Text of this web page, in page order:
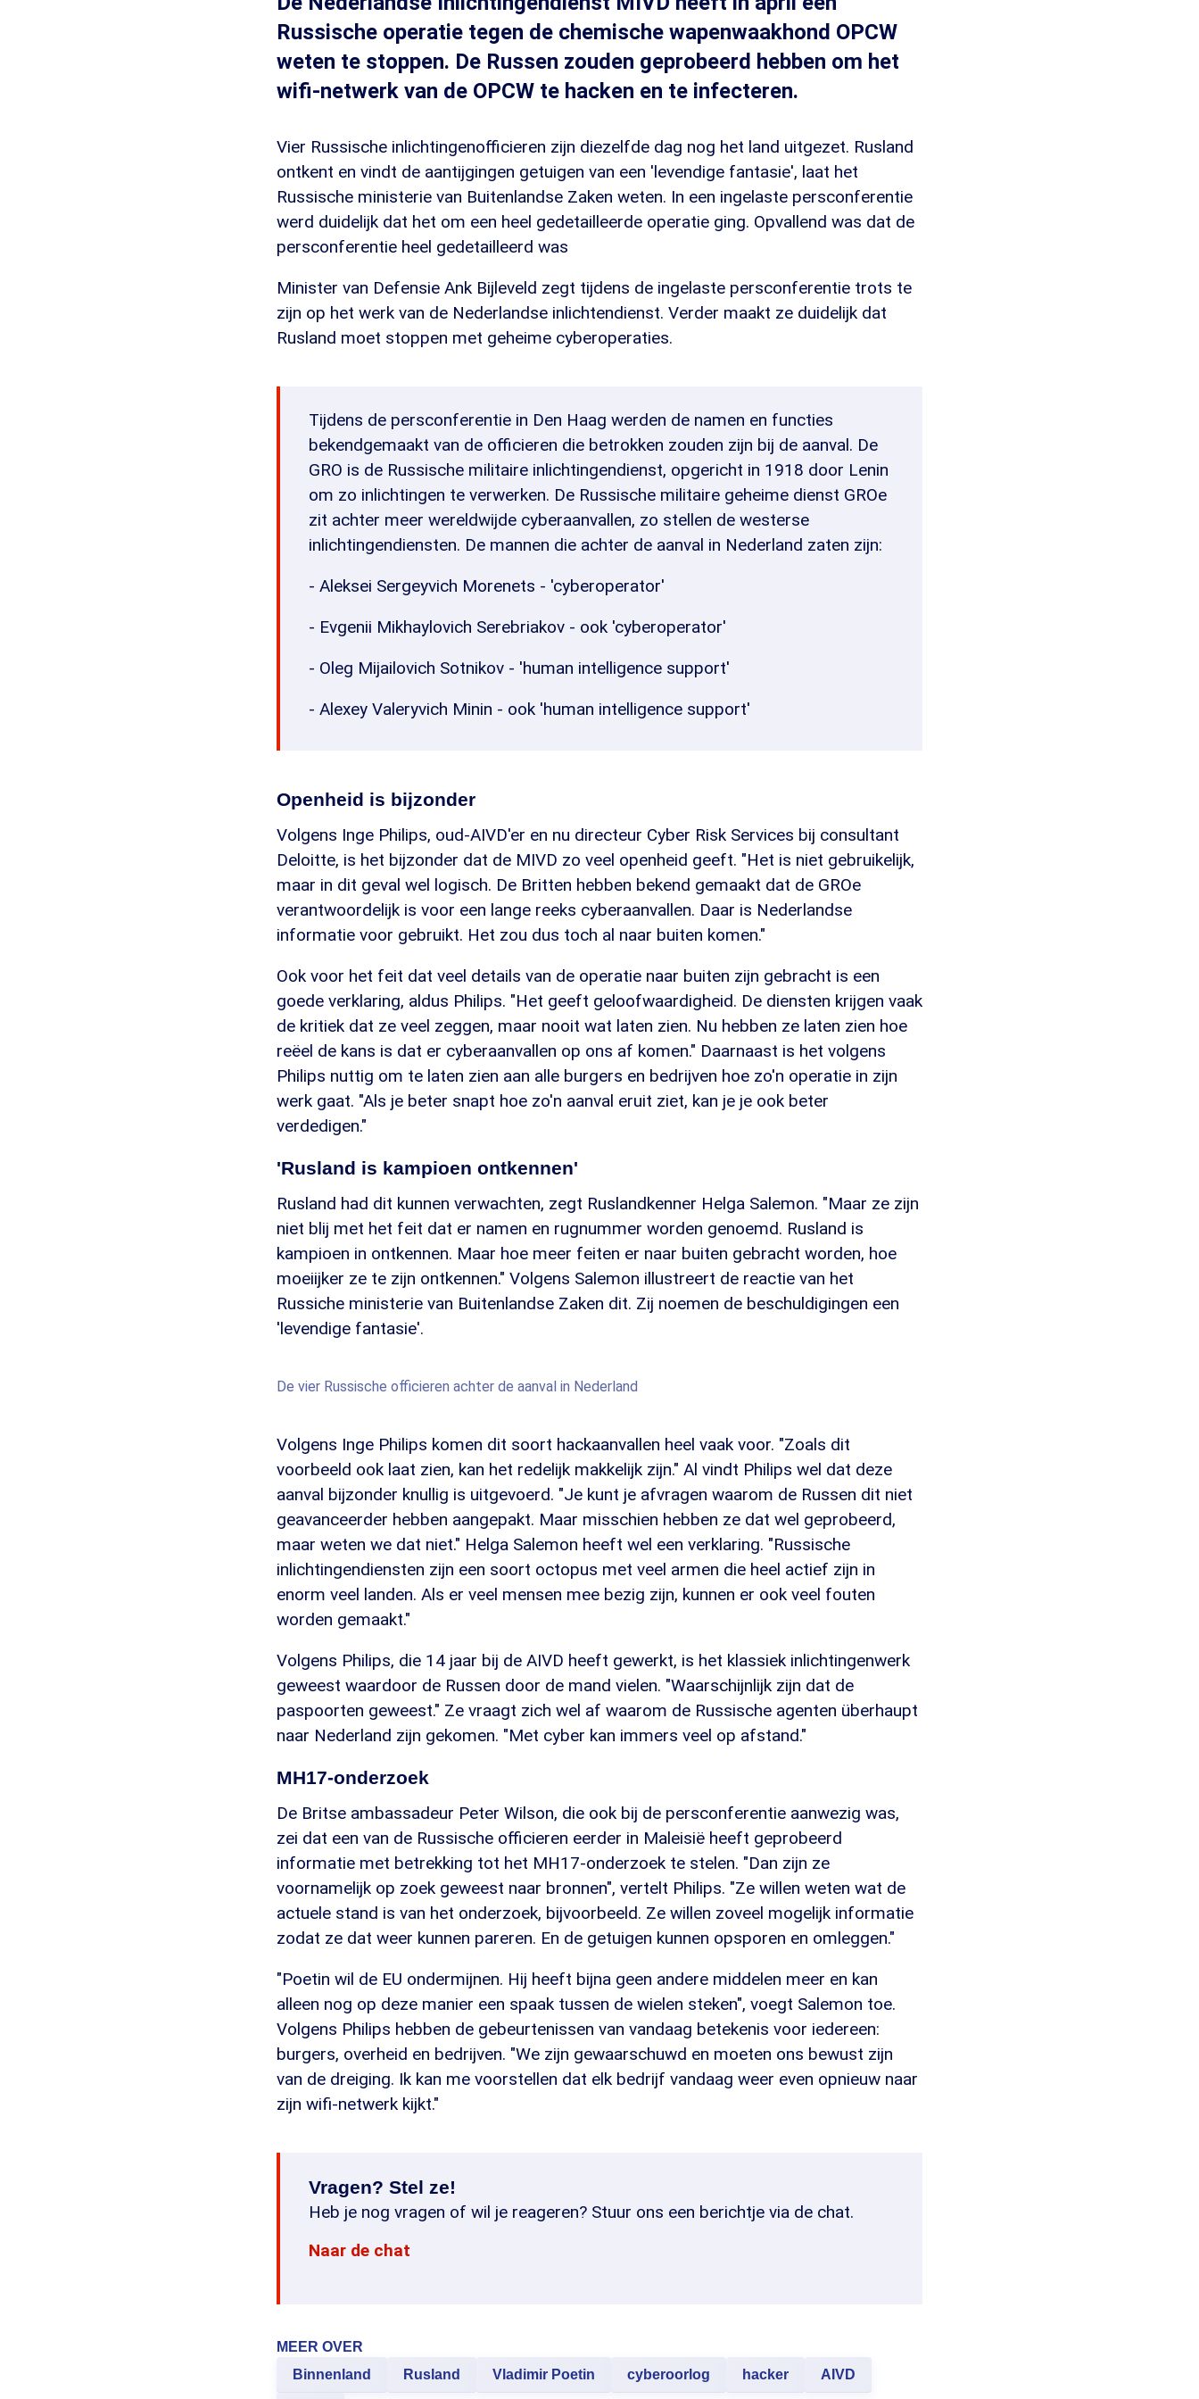
Russische operatie tegen de chemische wapenwaakhond OPCW
weten te stoppen. De Russen zouden geprobeerd hebben om het
wifi-netwerk van de OPCW te hacken en te infecteren.
Vier Russische inlichtingenofficieren zijn diezelfde dag nog het land uitgezet. Rusland
ontkent en vindt de aantijgingen getuigen van een 'levendige fantasie', laat het
Russische ministerie van Buitenlandse Zaken weten. In een ingelaste persconferentie
werd duidelijk dat het om een heel gedetailleerde operatie ging. Opvallend was dat de
persconferentie heel gedetailleerd was
Minister van Defensie Ank Bijleveld zegt tijdens de ingelaste persconferentie trots te
zijn op het werk van de Nederlandse inlichtendienst. Verder maakt ze duidelijk dat
Rusland moet stoppen met geheime cyberoperaties.
Tijdens de persconferentie in Den Haag werden de namen en functies
bekendgemaakt van de officieren die betrokken zouden zijn bij de aanval. De
GRO is de Russische militaire inlichtingendienst, opgericht in 1918 door Lenin
om zo inlichtingen te verwerken. De Russische militaire geheime dienst GROe
zit achter meer wereldwijde cyberaanvallen, zo stellen de westerse
inlichtingendiensten. De mannen die achter de aanval in Nederland zaten zijn:
- Aleksei Sergeyvich Morenets - 'cyberoperator'
- Evgenii Mikhaylovich Serebriakov - ook 'cyberoperator'
- Oleg Mijailovich Sotnikov - 'human intelligence support'
- Alexey Valeryvich Minin - ook 'human intelligence support'
Openheid is bijzonder
Volgens Inge Philips, oud-AIVD'er en nu directeur Cyber Risk Services bij consultant
Deloitte, is het bijzonder dat de MIVD zo veel openheid geeft. "Het is niet gebruikelijk,
maar in dit geval wel logisch. De Britten hebben bekend gemaakt dat de GROe
verantwoordelijk is voor een lange reeks cyberaanvallen. Daar is Nederlandse
informatie voor gebruikt. Het zou dus toch al naar buiten komen."
Ook voor het feit dat veel details van de operatie naar buiten zijn gebracht is een
goede verklaring, aldus Philips. "Het geeft geloofwaardigheid. De diensten krijgen vaak
de kritiek dat ze veel zeggen, maar nooit wat laten zien. Nu hebben ze laten zien hoe
reëel de kans is dat er cyberaanvallen op ons af komen." Daarnaast is het volgens
Philips nuttig om te laten zien aan alle burgers en bedrijven hoe zo'n operatie in zijn
werk gaat. "Als je beter snapt hoe zo'n aanval eruit ziet, kan je je ook beter
verdedigen."
'Rusland is kampioen ontkennen'
Rusland had dit kunnen verwachten, zegt Ruslandkenner Helga Salemon. "Maar ze zijn
niet blij met het feit dat er namen en rugnummer worden genoemd. Rusland is
kampioen in ontkennen. Maar hoe meer feiten er naar buiten gebracht worden, hoe
moeiijker ze te zijn ontkennen." Volgens Salemon illustreert de reactie van het
Russiche ministerie van Buitenlandse Zaken dit. Zij noemen de beschuldigingen een
'levendige fantasie'.
De vier Russische officieren achter de aanval in Nederland
Volgens Inge Philips komen dit soort hackaanvallen heel vaak voor. "Zoals dit
voorbeeld ook laat zien, kan het redelijk makkelijk zijn." Al vindt Philips wel dat deze
aanval bijzonder knullig is uitgevoerd. "Je kunt je afvragen waarom de Russen dit niet
geavanceerder hebben aangepakt. Maar misschien hebben ze dat wel geprobeerd,
maar weten we dat niet." Helga Salemon heeft wel een verklaring. "Russische
inlichtingendiensten zijn een soort octopus met veel armen die heel actief zijn in
enorm veel landen. Als er veel mensen mee bezig zijn, kunnen er ook veel fouten
worden gemaakt."
Volgens Philips, die 14 jaar bij de AIVD heeft gewerkt, is het klassiek inlichtingenwerk
geweest waardoor de Russen door de mand vielen. "Waarschijnlijk zijn dat de
paspoorten geweest." Ze vraagt zich wel af waarom de Russische agenten überhaupt
naar Nederland zijn gekomen. "Met cyber kan immers veel op afstand."
MH17-onderzoek
De Britse ambassadeur Peter Wilson, die ook bij de persconferentie aanwezig was,
zei dat een van de Russische officieren eerder in Maleisië heeft geprobeerd
informatie met betrekking tot het MH17-onderzoek te stelen. "Dan zijn ze
voornamelijk op zoek geweest naar bronnen", vertelt Philips. "Ze willen weten wat de
actuele stand is van het onderzoek, bijvoorbeeld. Ze willen zoveel mogelijk informatie
zodat ze dat weer kunnen pareren. En de getuigen kunnen opsporen en omleggen."
"Poetin wil de EU ondermijnen. Hij heeft bijna geen andere middelen meer en kan
alleen nog op deze manier een spaak tussen de wielen steken", voegt Salemon toe.
Volgens Philips hebben de gebeurtenissen van vandaag betekenis voor iedereen:
burgers, overheid en bedrijven. "We zijn gewaarschuwd en moeten ons bewust zijn
van de dreiging. Ik kan me voorstellen dat elk bedrijf vandaag weer even opnieuw naar
zijn wifi-netwerk kijkt."
Vragen? Stel ze!
Heb je nog vragen of wil je reageren? Stuur ons een berichtje via de chat.
Naar de chat
MEER OVER
Binnenland
Rusland Vladimir Poetin cyberoorlog hacker AIVD